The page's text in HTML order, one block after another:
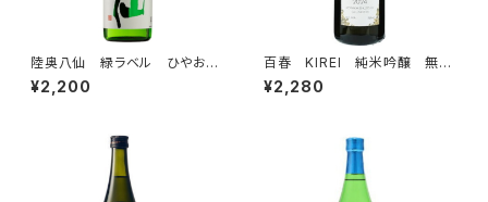
陸奥八仙 緑ラベル ひやおろ
し 特別純米 720ml
¥2,200
百春 KIREI 純米吟醸 無濾
過生原酒 直汲み 720ml
¥2,280